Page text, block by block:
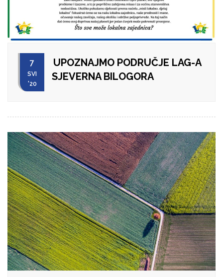
7
SVI
'20
UPOZNAJMO PODRUČJE LAG-A
SJEVERNA BILOGORA